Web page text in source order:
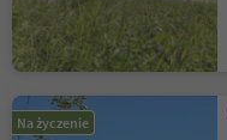
Na życzenie